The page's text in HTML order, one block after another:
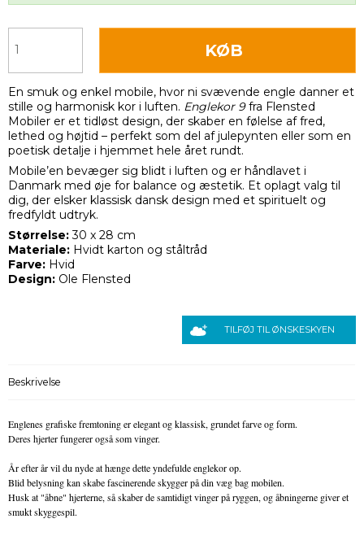
KØB
En smuk og enkel mobile, hvor ni svævende engle danner et
stille og harmonisk kor i luften. Englekor 9fra Flensted
Mobiler er et tidløst design, der skaber en følelse af fred,
lethed og højtid – perfekt som del af julepynten eller som en
poetisk detalje i hjemmet hele året rundt.
Mobile’en bevæger sig blidt i luften og er håndlavet i
Danmark med øje for balance og æstetik. Et oplagt valg til
dig, der elsker klassisk dansk design med et spirituelt og
fredfyldt udtryk.
Størrelse:30 x 28 cm
Materiale: Hvidt karton og ståltråd
Farve: Hvid
Design: Ole Flensted
TILFØJ TIL ØNSKESKYEN
Beskrivelse
Englenes grafiske fremtoning er elegant og klassisk, grundet farve og form.
Deres hjerter fungerer også som vinger.
År efter år vil du nyde at hænge dette yndefulde englekor op.
Blid belysning kan skabe fascinerende skygger på din væg bag mobilen.
Husk at "åbne" hjerterne, så skaber de samtidigt vinger på ryggen, og åbningerne giver et
smukt skyggespil.